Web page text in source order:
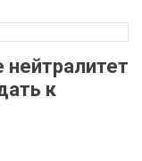
к